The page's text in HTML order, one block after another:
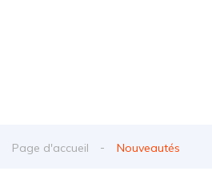
Page d'accueil Nouveautés